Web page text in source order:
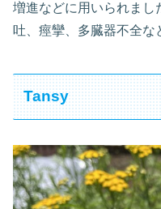
増進などに用いられまし
吐、痙攣、多臓器不全な
Tansy